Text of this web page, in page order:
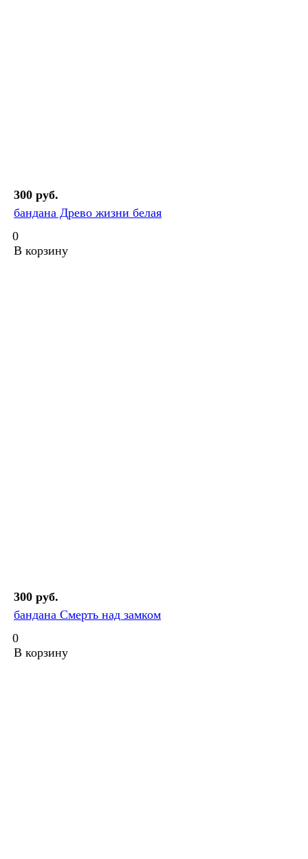
300 руб.
бандана Древо жизни белая
0
В корзину
300 руб.
бандана Смерть над замком
0
В корзину